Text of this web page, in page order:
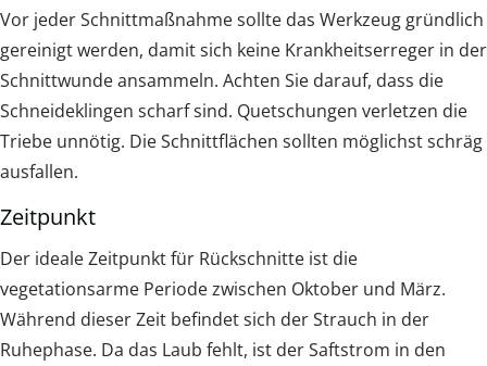
Vor jeder Schnittmaßnahme sollte das Werkzeug gründlich
gereinigt werden, damit sich keine Krankheitserreger in der
Schnittwunde ansammeln. Achten Sie darauf, dass die
Schneideklingen scharf sind. Quetschungen verletzen die
Triebe unnötig. Die Schnittflächen sollten möglichst schräg
ausfallen.
Zeitpunkt
Der ideale Zeitpunkt für Rückschnitte ist die
vegetationsarme Periode zwischen Oktober und März.
Während dieser Zeit befindet sich der Strauch in der
Ruhephase. Da das Laub fehlt, ist der Saftstrom in den